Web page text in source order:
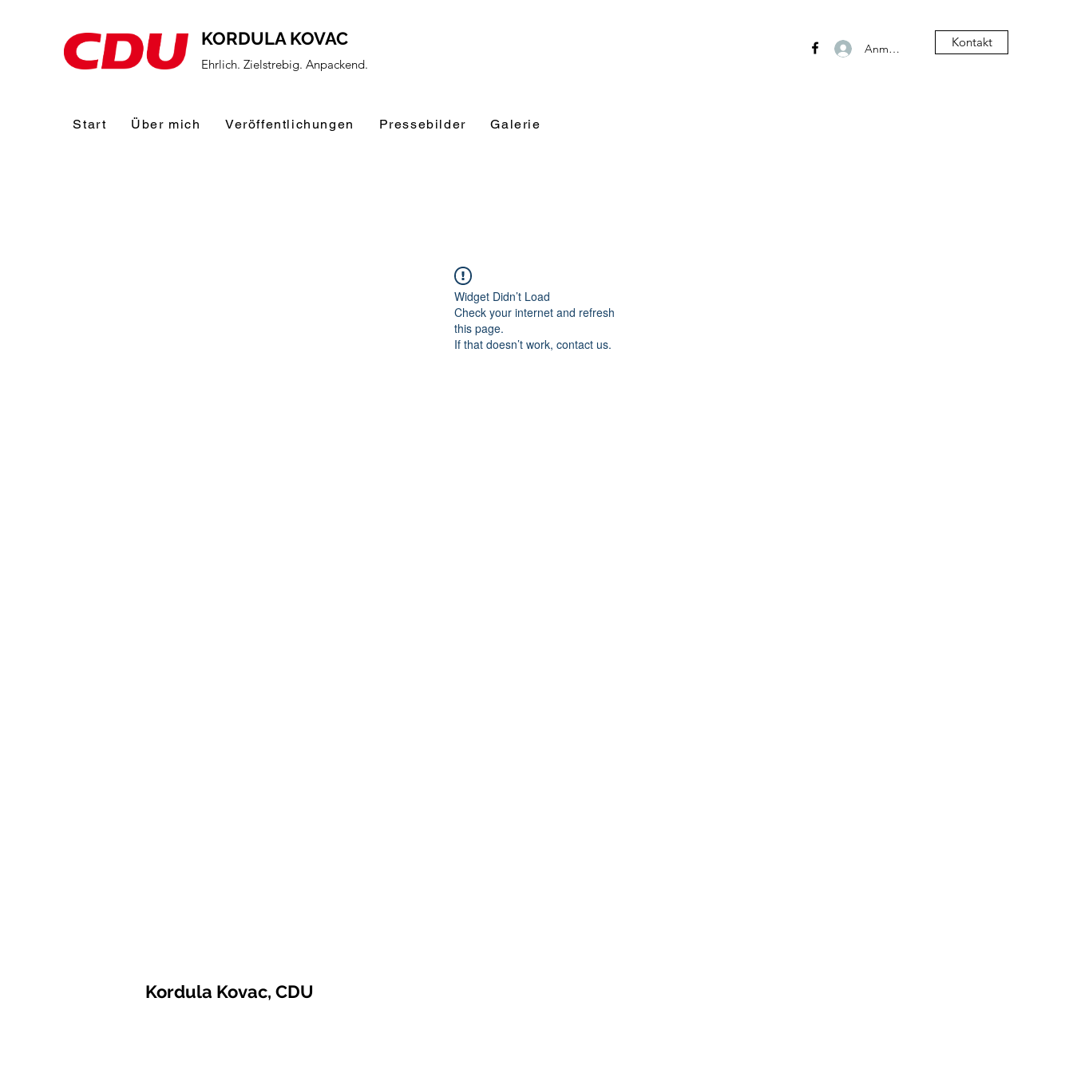
KORDULA KOVAC
Ehrlich. Zielstrebig. Anpackend.
Start Über mich Veröffentlichungen Pressebilder Galerie
Anmelden Kontakt
Widget Didn’t Load
Check your internet and refresh
this page.
If that doesn’t work, contact us.
Kordula Kovac, CDU